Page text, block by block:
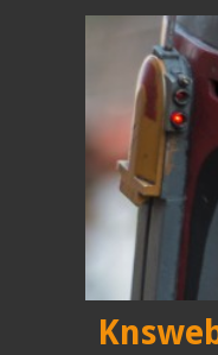
content